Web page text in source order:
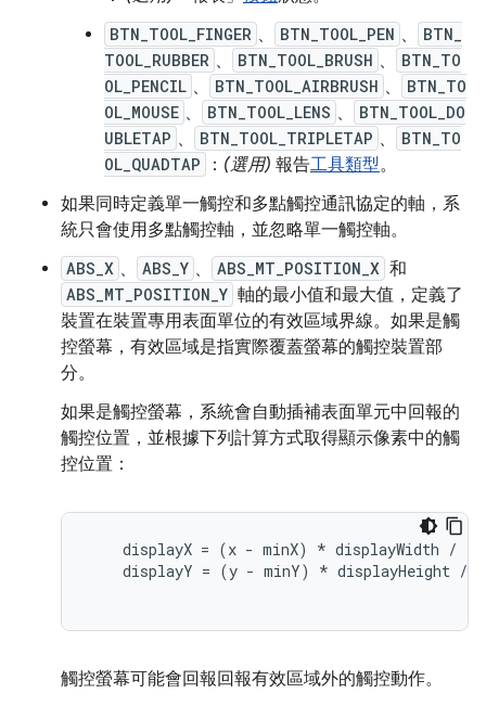
BTN_TOOL_FINGER 、 BTN_TOOL_PEN 、
BTN_
TOOL_RUBBER 、 BTN_TOOL_BRUSH 、
BTN_TO
OL_PENCIL 、 BTN_TOOL_AIRBRUSH 、
BTN_TO
OL_MOUSE 、 BTN_TOOL_LENS 、
BTN_TOOL_DO
UBLETAP 、 BTN_TOOL_TRIPLETAP 、
BTN_TO
OL_QUADTAP
： (選用) 報告工具類型。
如果同時定義單一觸控和多點觸控通訊協定的軸，系
統只會使用多點觸控軸，並忽略單一觸控軸。
ABS_X 、 ABS_Y 、 ABS_MT_POSITION_X 和
ABS_MT_POSITION_Y 軸的最小值和最大值，定義了
裝置在裝置專用表面單位的有效區域界線。如果是觸
控螢幕，有效區域是指實際覆蓋螢幕的觸控裝置部
分。
如果是觸控螢幕，系統會自動插補表面單元中回報的
觸控位置，並根據下列計算方式取得顯示像素中的觸
控位置：
displayX = (x - minX) * displayWidth /
displayY = (y - minY) * displayHeight /
觸控螢幕可能會回報回報有效區域外的觸控動作。